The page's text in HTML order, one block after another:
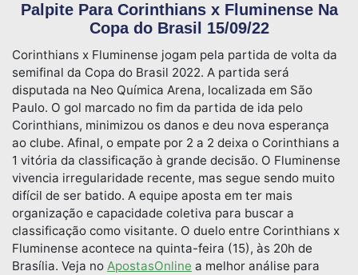
Palpite Para Corinthians x Fluminense Na
Copa do Brasil 15/09/22
Corinthians x Fluminense jogam pela partida de volta da
semifinal da Copa do Brasil 2022. A partida será
disputada na Neo Química Arena, localizada em São
Paulo. O gol marcado no fim da partida de ida pelo
Corinthians, minimizou os danos e deu nova esperança
ao clube. Afinal, o empate por 2 a 2 deixa o Corinthians a
1 vitória da classificação à grande decisão. O Fluminense
vivencia irregularidade recente, mas segue sendo muito
difícil de ser batido. A equipe aposta em ter mais
organização e capacidade coletiva para buscar a
classificação como visitante. O duelo entre Corinthians x
Fluminense acontece na quinta-feira (15), às 20h de
Brasília. Veja no ApostasOnline a melhor análise para